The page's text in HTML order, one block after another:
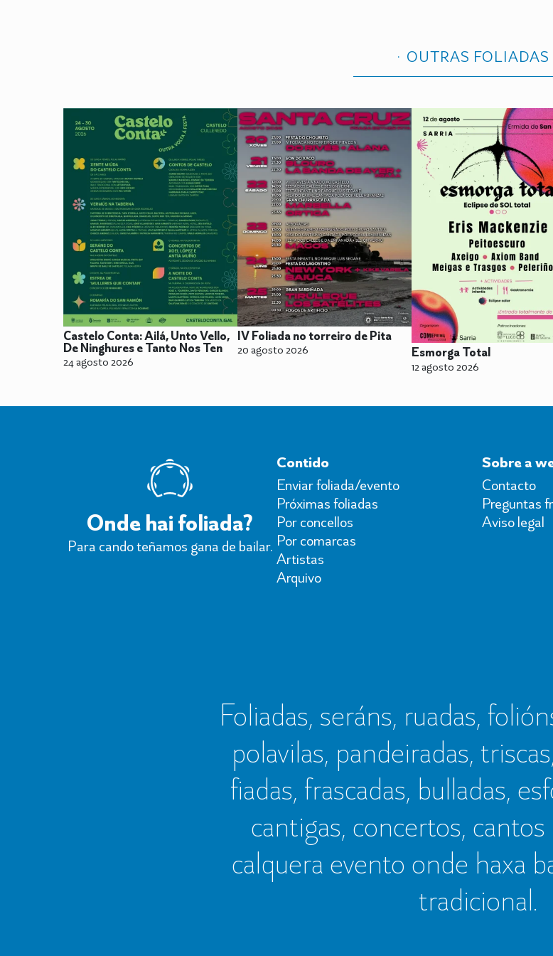
OUTRAS FOLIADAS
Castelo Conta: Ailá, Unto Vello,
De Ninghures e Tanto Nos Ten
24 agosto 2026
IV Foliada no torreiro de Pita
20 agosto 2026
Esmorga Total
12 agosto 2026
Onde hai foliada?
Para cando teñamos gana de bailar.
Contido
Enviar foliada/evento
Próximas foliadas
Por concellos
Por comarcas
Artistas
Arquivo
Sobre a
Contacto
Preguntas
Aviso legal
Foliadas, seráns, ruadas,
polavilas, pandeiradas,
fiadas, frascadas, bulladas,
cantigas, concertos,
calquera evento onde haxa
tradicional.